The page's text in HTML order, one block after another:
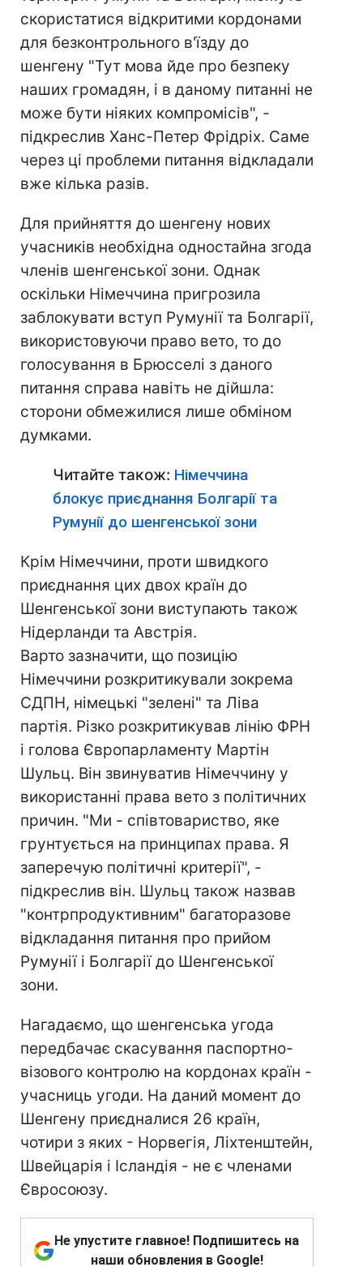
скористатися відкритими кордонами
для безконтрольного в'їзду до
шенгену "Тут мова йде про безпеку
наших громадян, і в даному питанні не
може бути ніяких компромісів", -
підкреслив Ханс-Петер Фрідріх. Саме
через ці проблеми питання відкладали
вже кілька разів.
Для прийняття до шенгену нових
учасників необхідна одностайна згода
членів шенгенської зони. Однак
оскільки Німеччина пригрозила
заблокувати вступ Румунії та Болгарії,
використовуючи право вето, то до
голосування в Брюсселі з даного
питання справа навіть не дійшла:
сторони обмежилися лише обміном
думками.
Читайте також: Німеччина
блокує приєднання Болгарії та
Румунії до шенгенської зони
Крім Німеччини, проти швидкого
приєднання цих двох країн до
Шенгенської зони виступають також
Нідерланди та Австрія.
Варто зазначити, що позицію
Німеччини розкритикували зокрема
СДПН, німецькі "зелені" та Ліва
партія. Різко розкритикував лінію ФРН
і голова Європарламенту Мартін
Шульц. Він звинуватив Німеччину у
використанні права вето з політичних
причин. "Ми - співтовариство, яке
грунтується на принципах права. Я
заперечую політичні критерії", -
підкреслив він. Шульц також назвав
"контрпродуктивним" багаторазове
відкладання питання про прийом
Румунії і Болгарії до Шенгенської
зони.
Нагадаємо, що шенгенська угода
передбачає скасування паспортно-
візового контролю на кордонах країн -
учасниць угоди. На даний момент до
Шенгену приєдналися 26 країн,
чотири з яких - Норвегія, Ліхтенштейн,
Швейцарія і Ісландія - не є членами
Євросоюзу.
Не упустите главное! Подпишитесь на
наши обновления в Google!